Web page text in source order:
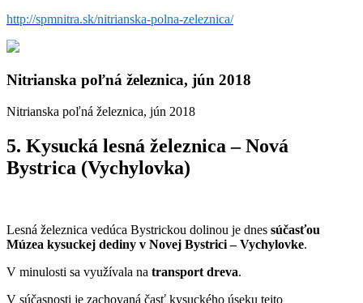
http://spmnitra.sk/nitrianska-polna-zeleznica/
Nitrianska poľná železnica, jún 2018
Nitrianska poľná železnica, jún 2018
5. Kysucká lesná železnica – Nová
Bystrica (Vychylovka)
Lesná železnica vedúca Bystrickou dolinou je dnes súčasťou
Múzea kysuckej dediny v Novej Bystrici – Vychylovke.
V minulosti sa využívala na transport dreva.
V súčasnosti je zachovaná časť kysuckého úseku tejto